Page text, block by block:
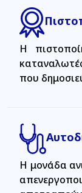
Η
που
Η μονάδα